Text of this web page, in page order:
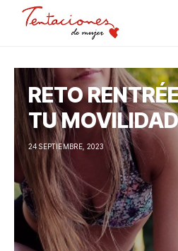
RETO
TU MOVILIDAD
24 SEPTIEMBRE, 2023